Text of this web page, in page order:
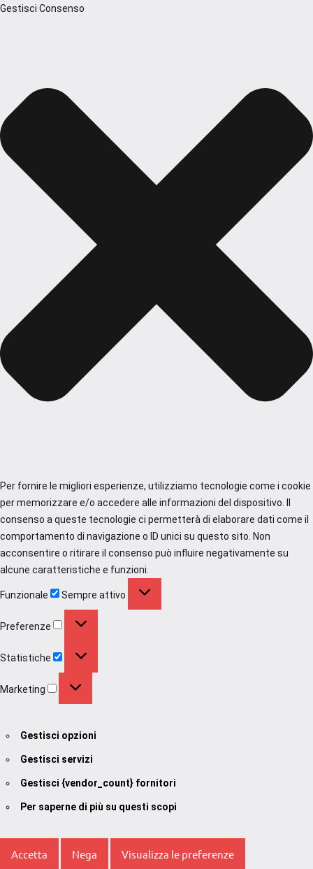
Gestisci Consenso
Per fornire le migliori esperienze, utilizziamo tecnologie come i cookie
per memorizzare e/o accedere alle informazioni del dispositivo. Il
consenso a queste tecnologie ci permetterà di elaborare dati come il
comportamento di navigazione o ID unici su questo sito. Non
acconsentire o ritirare il consenso può influire negativamente su
alcune caratteristiche e funzioni.
Funzionale Sempre attivo
Preferenze
Statistiche
Marketing
Gestisci opzioni
Gestisci servizi
Gestisci {vendor_count} fornitori
Per saperne di più su questi scopi
Accetta Nega Visualizza le preferenze